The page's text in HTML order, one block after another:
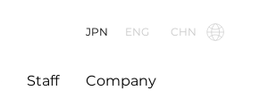
JPN ENG CHN
Staff Company